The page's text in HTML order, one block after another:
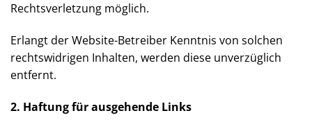
Zeitpunkt der Kenntniserlangung einer konkreten
Erlangt der Website-Betreiber Kenntnis von solchen
rechtswidrigen Inhalten, werden diese unverzüglich